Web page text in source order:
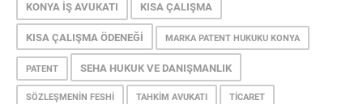
KONYA İŞ AVUKATI KISA ÇALIŞMA
KISA ÇALIŞMA ÖDENEĞI MARKA PATENT HUKUKU KONYA
PATENT SEHA HUKUK VE DANIŞMANLIK
SÖZLEŞMENIN FESHI TAHKIM AVUKATI TICARET